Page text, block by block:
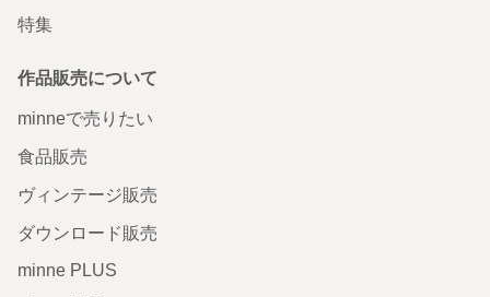
特集
作品販売について
minneで売りたい
食品販売
ヴィンテージ販売
ダウンロード販売
minne PLUS